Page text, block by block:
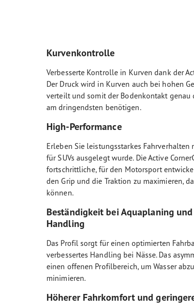
Kurvenkontrolle
Verbesserte Kontrolle in Kurven dank der
Der Druck wird in Kurven auch bei hohen
verteilt und somit der Bodenkontakt genau
am dringendsten benötigen.
High-Performance
Erleben Sie leistungsstarkes Fahrverhalten
für SUVs ausgelegt wurde. Die Active
fortschrittliche, für den Motorsport
den Grip und die Traktion zu maximieren,
können.
Beständigkeit bei Aquaplaning und
Handling
Das Profil sorgt für einen optimierten
verbessertes Handling bei Nässe. Das
einen offenen Profilbereich, um Wasser
minimieren.
Höherer Fahrkomfort und